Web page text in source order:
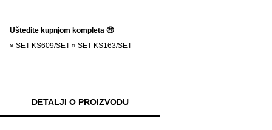
Uštedite kupnjom kompleta 🤑
» SET-KS609/SET » SET-KS163/SET
DETALJI O PROIZVODU